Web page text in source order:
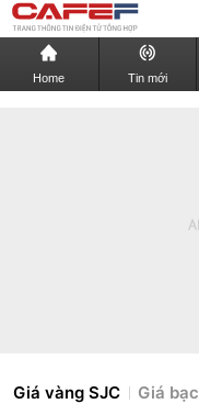
Home Tin mới
Giá vàng SJC Giá bạc